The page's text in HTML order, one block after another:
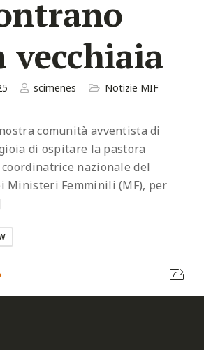
vecchiaia
scimenes
Notizie MIF
comunità avventista di
di ospitare la pastora
nazionale del
Ministeri Femminili (MF), per